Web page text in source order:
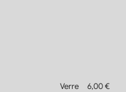
Verre
6,00 €